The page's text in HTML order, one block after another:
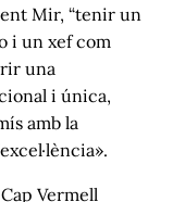
Mir, “tenir un
i un xef com
una
i única,
amb la
Vermell